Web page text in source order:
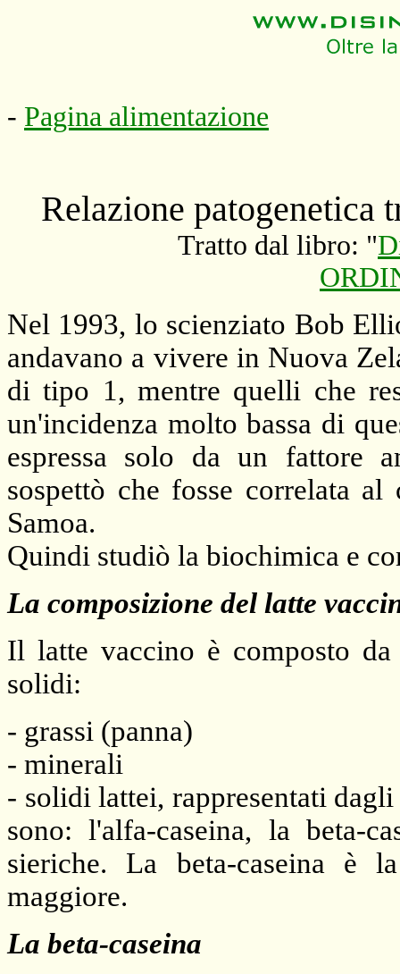
- Pagina alimentazione
Relazione patogenetica
Tratto dal libro: "
Nel 1993, lo scienziato Bob
andavano a vivere in Nuova
di tipo 1, mentre quelli che
un'incidenza molto bassa di
espressa solo da un fattore
sospettò che fosse correlata
Samoa.
Quindi studiò la biochimica e
La composizione del latte
Il latte vaccino è composto
solidi:
- grassi (panna)
- minerali
- solidi lattei, rappresentati
sono: l'alfa-caseina, la beta-
sieriche. La beta-caseina è
maggiore.
La beta-caseina